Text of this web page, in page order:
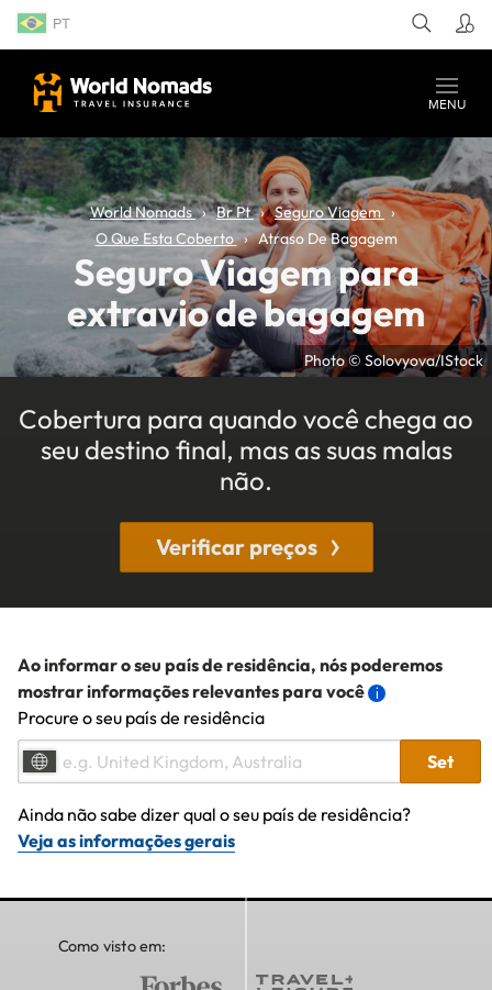
PT
MENU
Photo © Solovyova/IStock
World Nomads Br Pt
Seguro Viagem
O Que Esta Coberto
Atraso De Bagagem
Seguro Viagem para
extravio de bagagem
Cobertura para quando você chega ao
seu destino final, mas as suas malas
não.
Verificar preços
Ao informar o seu país de residência, nós poderemos
mostrar informações relevantes para você
Procure o seu país de residência
Set
Ainda não sabe dizer qual o seu país de residência?
Veja as informações gerais
Como visto em: